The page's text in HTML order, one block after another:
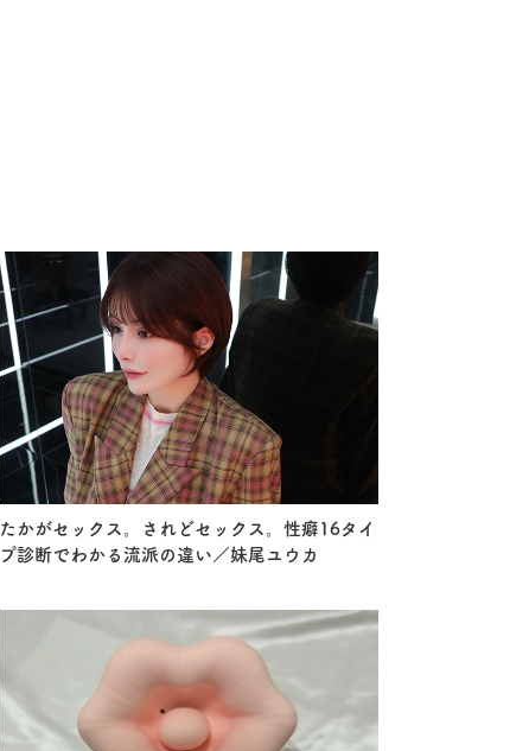
たかがセックス。されどセックス。性癖16タイ
プ診断でわかる流派の違い／妹尾ユウカ